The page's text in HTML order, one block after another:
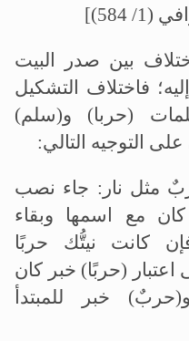
584)]
بين صدر البيت
فاختلاف التشكيل
(حربا) و(سلم)
التوجيه التالي:
مثل نار: جاء نصب
مع اسمها وبقاء
كانت نيتُّك حربًا
(حربًا) خبر كان
خبر للمبتدأ